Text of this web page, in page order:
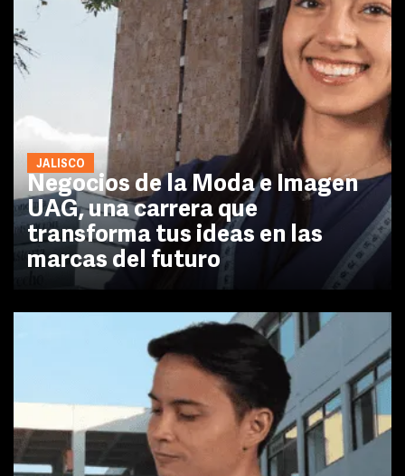
JALISCO
Negocios de la Moda e Imagen
UAG, una carrera que
transforma tus ideas en las
marcas del futuro